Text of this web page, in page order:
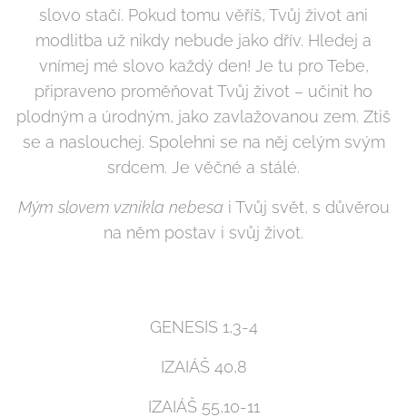
slovo stačí. Pokud tomu věříš, Tvůj život ani
modlitba už nikdy nebude jako dřív. Hledej a
vnímej mé slovo každý den! Je tu pro Tebe,
připraveno proměňovat Tvůj život – učinit ho
plodným a úrodným, jako zavlažovanou zem. Ztiš
se a naslouchej. Spolehni se na něj celým svým
srdcem. Je věčné a stálé.
Mým slovem vznikla nebesa i Tvůj svět, s důvěrou
na něm postav i svůj život.
GENESIS 1,3-4
IZAIÁŠ 40,8
IZAIÁŠ 55,10-11